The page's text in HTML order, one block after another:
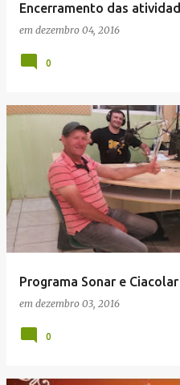
Encerramento das
em dezembro 04, 2016
0
Programa Sonar e Ciacolar
em dezembro 03, 2016
0